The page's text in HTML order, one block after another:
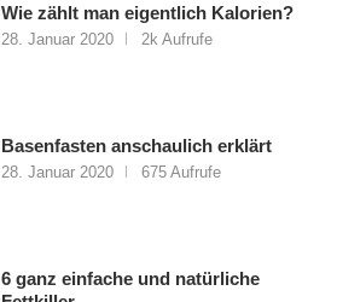
Wie zählt man eigentlich Kalorien?
28. Januar 2020 2k Aufrufe
Basenfasten anschaulich erklärt
28. Januar 2020 675 Aufrufe
6 ganz einfache und natürliche